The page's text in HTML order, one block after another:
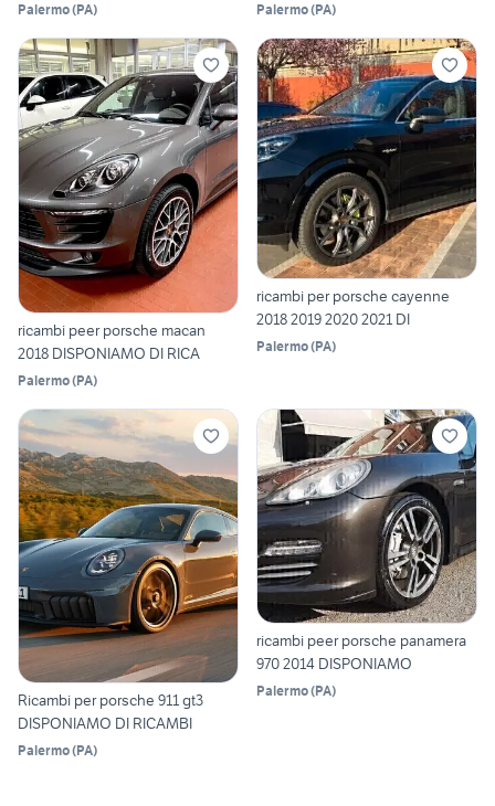
Palermo(PA) Palermo(PA)
ricambi peer porsche macan
2018 DISPONIAMO DI RICA
Palermo(PA)
ricambi per porsche cayenne
2018 2019 2020 2021 DI
Palermo(PA)
Ricambi per porsche 911 gt3
DISPONIAMO DI RICAMBI
Palermo(PA)
ricambi peer porsche panamera
970 2014 DISPONIAMO
Palermo(PA)